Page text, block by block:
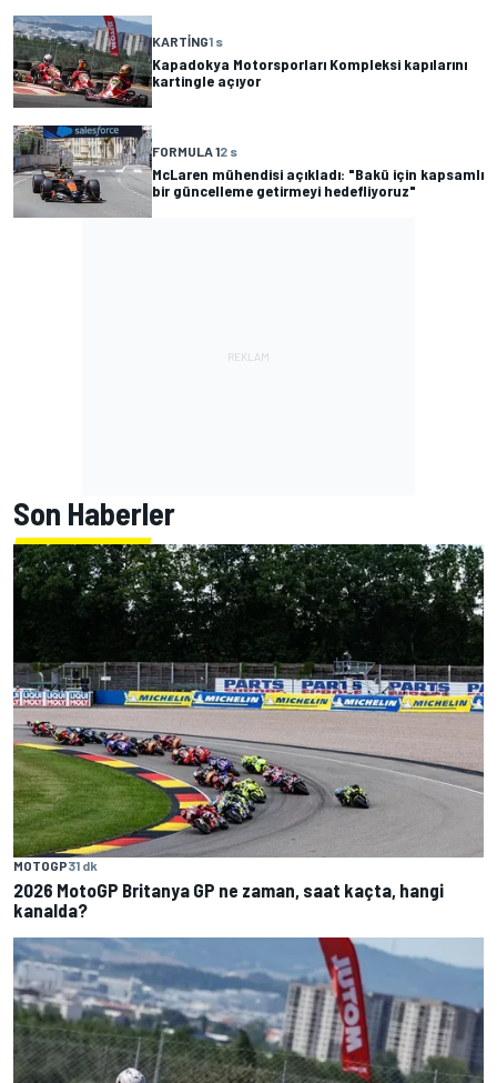
KARTING1 s
Kapadokya Motorsporları Kompleksi kapılarını
kartingle açıyor
FORMULA 12 s
McLaren mühendisi açıkladı: "Bakü için kapsamlı
bir güncelleme getirmeyi hedefliyoruz"
Son Haberler
MOTOGP31 dk
2026 MotoGP Britanya GP ne zaman, saat kaçta, hangi
kanalda?